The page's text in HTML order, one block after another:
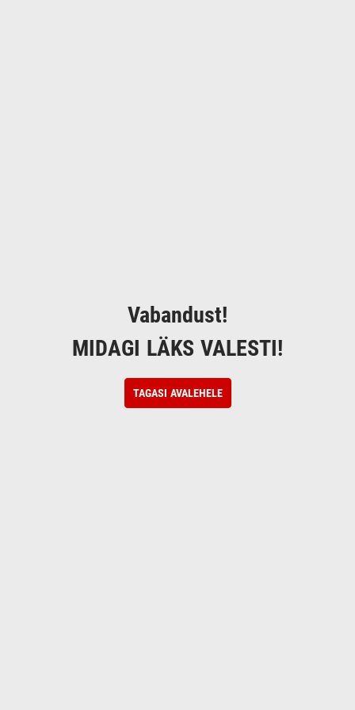
Vabandust!
MIDAGI LÄKS VALESTI!
TAGASI AVALEHELE